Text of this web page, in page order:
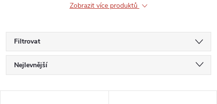
Zobrazit více produktů
Filtrovat
Ř
a
Nejlevnější